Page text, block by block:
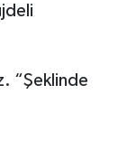
“Şeklinde